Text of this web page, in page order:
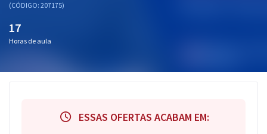
Aprovados
(CÓDIGO: 207175)
17
Horas de aula
ESSAS OFERTAS ACABAM EM: